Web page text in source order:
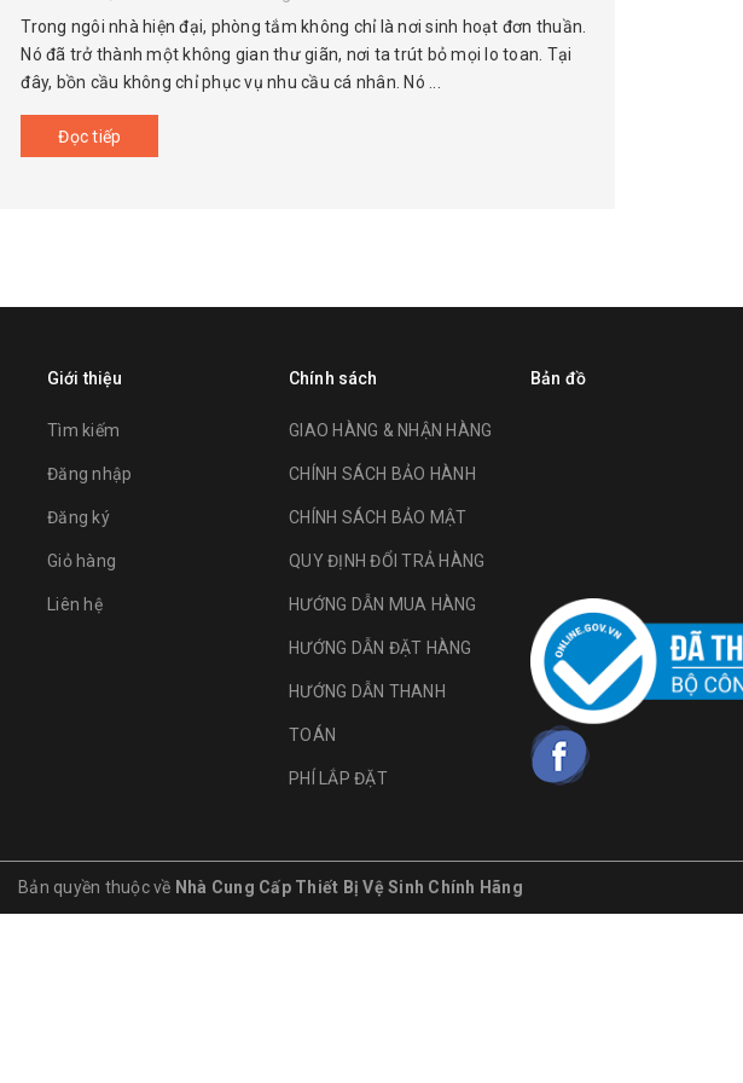
Trong ngôi nhà hiện đại, phòng tắm không chỉ là nơi sinh hoạt đơn thuần.
Nó đã trở thành một không gian thư giãn, nơi ta trút bỏ mọi lo toan. Tại
đây, bồn cầu không chỉ phục vụ nhu cầu cá nhân. Nó ...
Đọc tiếp
Giới thiệu
Tìm kiếm
Đăng nhập
Đăng ký
Giỏ hàng
Liên hệ
Chính sách
GIAO HÀNG & NHẬN HÀNG
CHÍNH SÁCH BẢO HÀNH
CHÍNH SÁCH BẢO MẬT
QUY ĐỊNH ĐỔI TRẢ HÀNG
HƯỚNG DẪN MUA HÀNG
HƯỚNG DẪN ĐẶT HÀNG
HƯỚNG DẪN THANH
TOÁN
PHÍ LẮP ĐẶT
Bản đồ
Bản quyền thuộc về Nhà Cung Cấp Thiết Bị Vệ Sinh Chính Hãng